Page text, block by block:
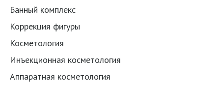
Банный комплекс
Коррекция фигуры
Косметология
Инъекционная косметология
Аппаратная косметология